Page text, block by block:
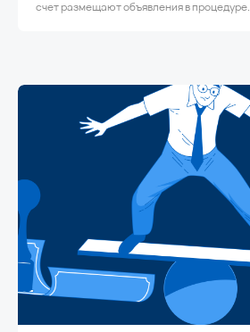
счет размещают объявления в процедуре.